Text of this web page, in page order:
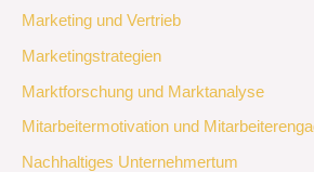
Marketing und Vertrieb
Marketingstrategien
Marktforschung und Marktanalyse
Mitarbeitermotivation und
Nachhaltiges Unternehmertum